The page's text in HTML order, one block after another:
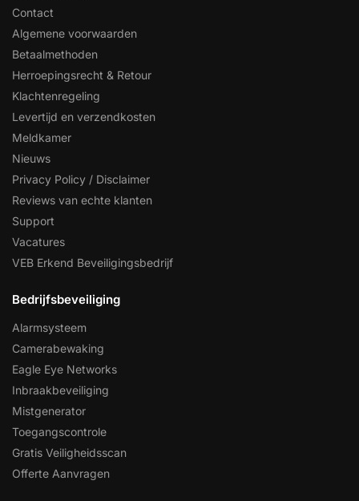
Contact
Algemene voorwaarden
Betaalmethoden
Herroepingsrecht & Retour
Klachtenregeling
Levertijd en verzendkosten
Meldkamer
Nieuws
Privacy Policy / Disclaimer
Reviews van echte klanten
Support
Vacatures
VEB Erkend Beveiligingsbedrijf
Bedrijfsbeveiliging
Alarmsysteem
Camerabewaking
Eagle Eye Networks
Inbraakbeveiliging
Mistgenerator
Toegangscontrole
Gratis Veiligheidsscan
Offerte Aanvragen